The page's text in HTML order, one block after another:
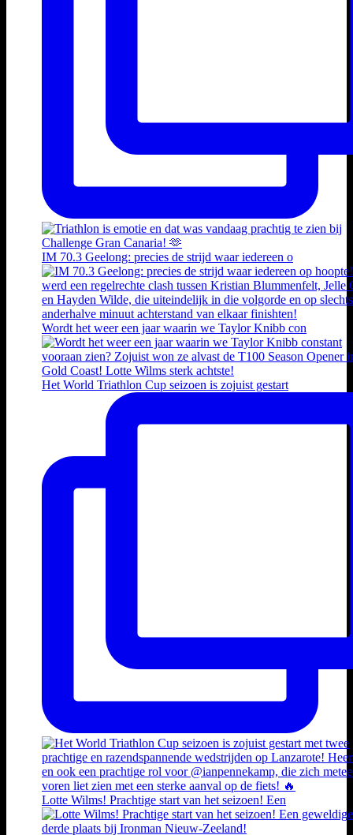
IM 70.3 Geelong: precies de strijd waar iedereen o
Wordt het weer een jaar waarin we Taylor Knibb con
Het World Triathlon Cup seizoen is zojuist gestart
Lotte Wilms! Prachtige start van het seizoen! Een